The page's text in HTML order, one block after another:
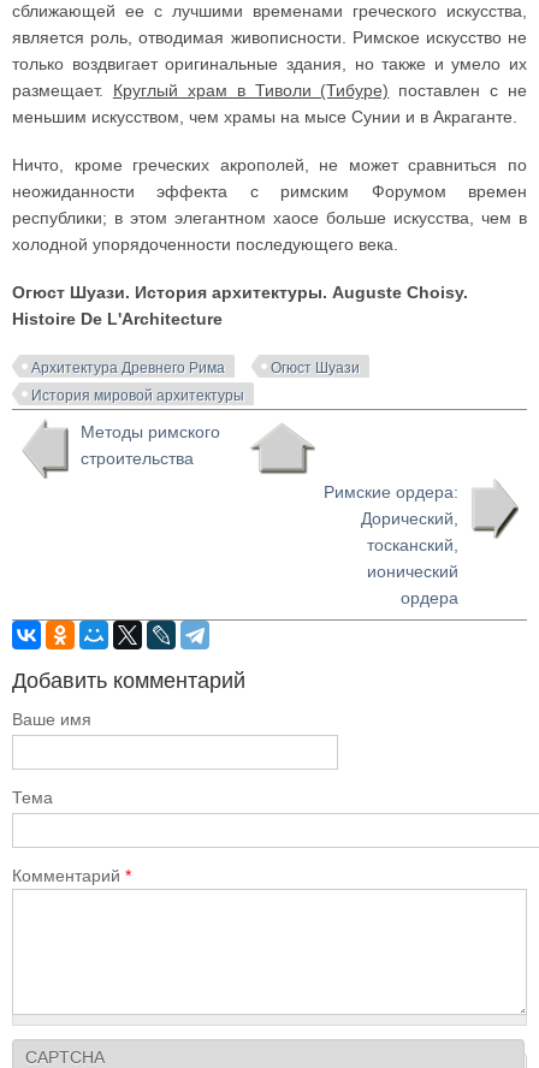
сближающей ее с лучшими временами греческого искусства,
является роль, отводимая живописности. Римское искусство не
только воздвигает оригинальные здания, но также и умело их
размещает. Круглый храм в Тиволи (Тибуре) поставлен с не
меньшим искусством, чем храмы на мысе Сунии и в Акраганте.
Ничто, кроме греческих акрополей, не может сравниться по
неожиданности эффекта с римским Форумом времен
республики; в этом элегантном хаосе больше искусства, чем в
холодной упорядоченности последующего века.
Огюст Шуази. История архитектуры. Auguste Choisy.
Histoire De L'Architecture
Архитектура Древнего Рима
Огюст Шуази
История мировой архитектуры
Методы римского
строительства
Римские ордера:
Дорический,
тосканский,
ионический
ордера
Добавить комментарий
Ваше имя
Тема
Комментарий *
CAPTCHA